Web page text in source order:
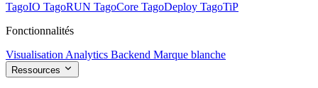
TagoIO TagoRUN TagoCore TagoDeploy TagoTiP
Fonctionnalités
Visualisation Analytics Backend Marque blanche
Ressources